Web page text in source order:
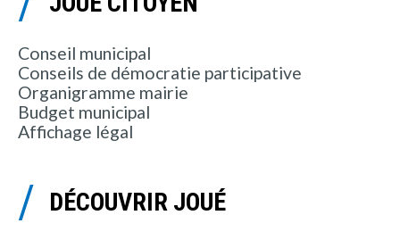
Conseil municipal
Conseils de démocratie participative
Organigramme mairie
Budget municipal
Affichage légal
DÉCOUVRIR JOUÉ